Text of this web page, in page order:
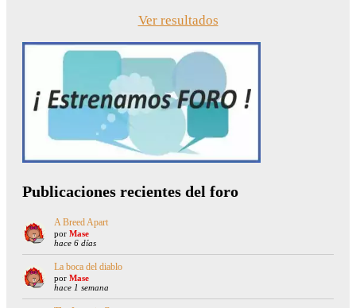
Ver resultados
Publicaciones recientes del foro
A Breed Apart
por Mase
hace 6 días
La boca del diablo
por Mase
hace 1 semana